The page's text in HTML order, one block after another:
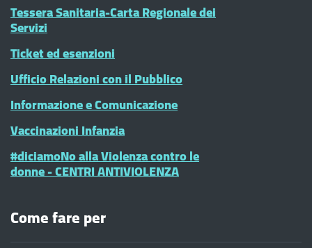
Tessera Sanitaria-Carta Regionale dei
Servizi
Ticket ed esenzioni
Ufficio Relazioni con il Pubblico
Informazione e Comunicazione
Vaccinazioni Infanzia
#diciamoNo alla Violenza contro le
donne - CENTRI ANTIVIOLENZA
Come fare per